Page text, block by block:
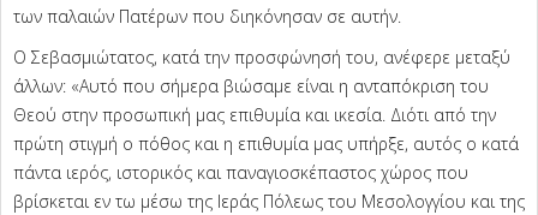
των παλαιών Πατέρων που διηκόνησαν σε αυτήν.
Ο Σεβασμιώτατος, κατά την προσφώνησή του, ανέφερε μεταξύ
άλλων: «Αυτό που σήμερα βιώσαμε είναι η ανταπόκριση του
Θεού στην προσωπική μας επιθυμία και ικεσία. Διότι από την
πρώτη στιγμή ο πόθος και η επιθυμία μας υπήρξε, αυτός ο κατά
πάντα ιερός, ιστορικός και παναγιοσκέπαστος χώρος που
βρίσκεται εν τω μέσω της Ιεράς Πόλεως του Μεσολογγίου και της